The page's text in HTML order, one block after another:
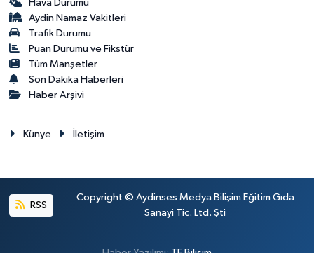
Hava Durumu
Aydin Namaz Vakitleri
Trafik Durumu
Puan Durumu ve Fikstür
Tüm Manşetler
Son Dakika Haberleri
Haber Arşivi
Künye İletişim
RSS
Copyright © Aydinses Medya Bilişim Eğitim Gıda
Sanayi Tic. Ltd. Şti